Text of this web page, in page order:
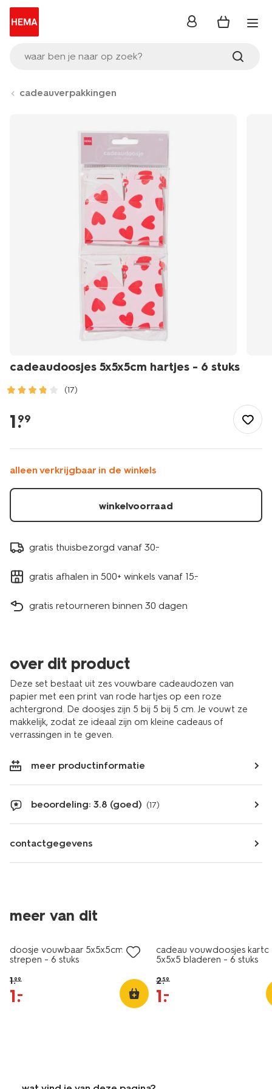
waar ben je naar op zoek?
inloggen
cadeauverpakkingen
cadeaudoosjes 5x5x5cm hartjes - 6 stuks
(17)
cadeau/inpakken/cadeauverpakkingen/cadeaudoosjes-
5x5x5cm-
-
-6-
stuks-
14700556.html
1.
99
alleen verkrijgbaar in de winkels
winkelvoorraad
gratis thuisbezorgd vanaf 30.-
gratis afhalen in 500+ winkels vanaf 15.-
gratis retourneren binnen 30 dagen
over dit product
Deze set bestaat uit zes vouwbare cadeaudozen van
papier met een print van rode hartjes op een roze
achtergrond. De doosjes zijn 5 bij 5 bij 5 cm. Je vouwt ze
makkelijk, zodat ze ideaal zijn om kleine cadeaus of
verrassingen in te geven.
meer productinformatie
beoordeling: 3.8 (goed) (17)
contactgegevens
meer van dit
sale
doosje vouwbaar 5x5x5cm
strepen - 6 stuks
1.99
1.
–
cadeau vouwdoosjes
5x5x5 bladeren - 6 stuks
2.59
1.
–